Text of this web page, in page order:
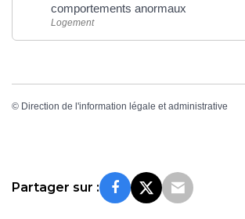
comportements anormaux
Logement
© Direction de l'information légale et administrative
Partager sur :